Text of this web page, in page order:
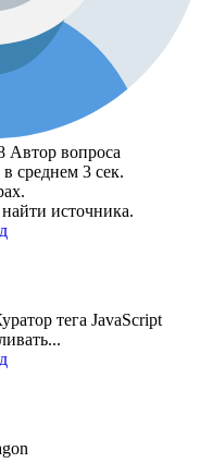
Автор вопроса
среднем 3 сек.
источника.
тега JavaScript